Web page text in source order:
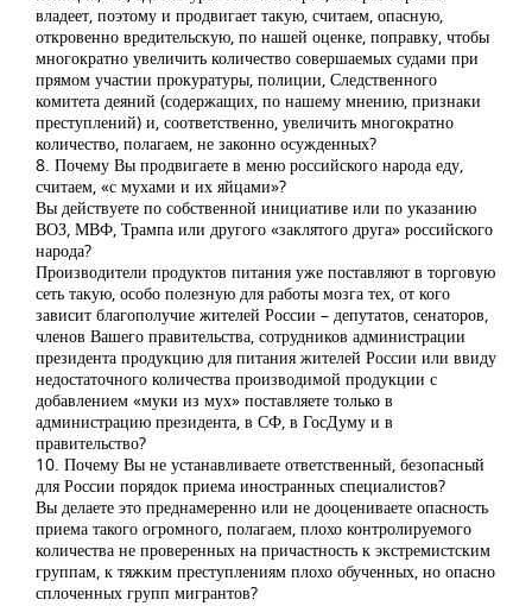
владеет, поэтому и продвигает такую, считаем, опасную,
откровенно вредительскую, по нашей оценке, поправку, чтобы
многократно увеличить количество совершаемых судами при
прямом участии прокуратуры, полиции, Следственного
комитета деяний (содержащих, по нашему мнению, признаки
преступлений) и, соответственно, увеличить многократно
количество, полагаем, не законно осужденных?
8. Почему Вы продвигаете в меню российского народа еду,
считаем, «с мухами и их яйцами»?
Вы действуете по собственной инициативе или по указанию
ВОЗ, МВФ, Трампа или другого «заклятого друга» российского
народа?
Производители продуктов питания уже поставляют в торговую
сеть такую, особо полезную для работы мозга тех, от кого
зависит благополучие жителей России – депутатов, сенаторов,
членов Вашего правительства, сотрудников администрации
президента продукцию для питания жителей России или ввиду
недостаточного количества производимой продукции с
добавлением «муки из мух» поставляете только в
администрацию президента, в СФ, в ГосДуму и в
правительство?
10. Почему Вы не устанавливаете ответственный, безопасный
для России порядок приема иностранных специалистов?
Вы делаете это преднамеренно или не дооцениваете опасность
приема такого огромного, полагаем, плохо контролируемого
количества не проверенных на причастность к экстремистским
группам, к тяжким преступлениям плохо обученных, но опасно
сплоченных групп мигрантов?